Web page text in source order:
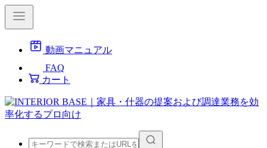
動画マニュアル
FAQ
カート